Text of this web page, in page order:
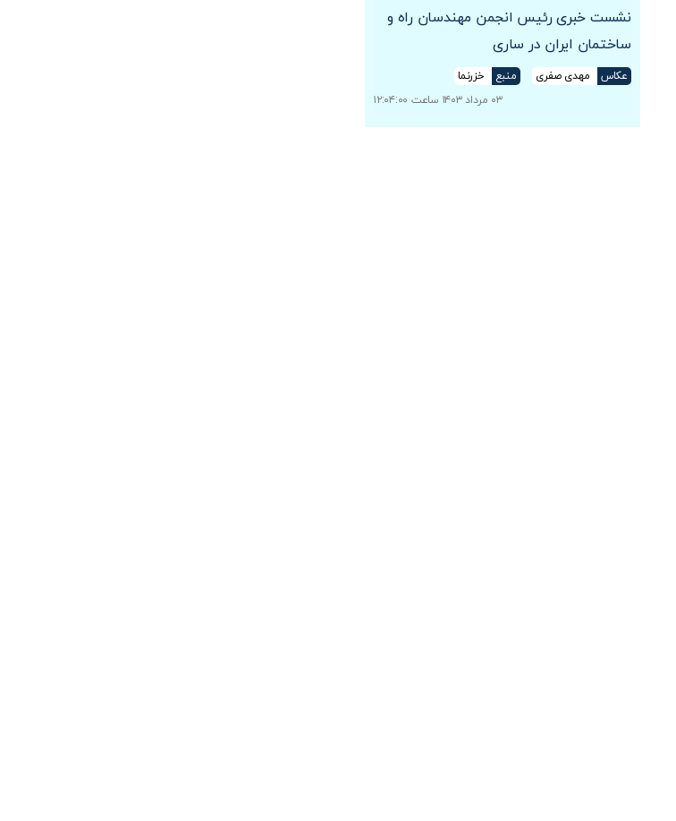
نشست خبری رئیس انجمن مهندسان راه و
ساختمان ایران در ساری
عکاس مهدی صفری منبع
خزرنما
۰۳ مرداد ۱۴۰۳ ساعت ۱۲:۰۴:۰۰